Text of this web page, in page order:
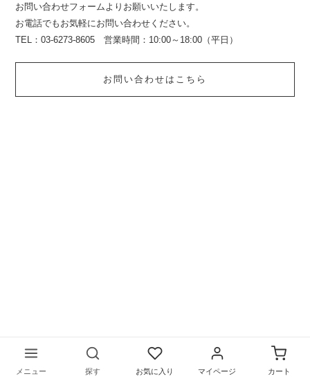
メニュー 探す お気に入り マイページ カート
お問い合わせフォームよりお願いいたします。
お電話でもお気軽にお問い合わせください。
TEL：03-6273-8605 営業時間：10:00～18:00（平日）
お問い合わせはこちら